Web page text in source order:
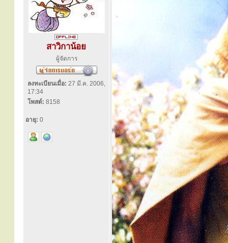
สาวิกาน้อย
ผู้จัดการ
ลงทะเบียนเมื่อ: 27 มี.ค. 2006,
17:34
โพสต์: 8158
อายุ: 0